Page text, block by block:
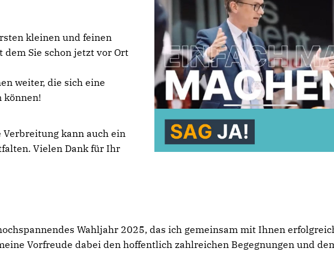
kleinen und feinen
dem Sie schon jetzt vor Ort
weiter, die sich eine
können!
kann auch ein
Vielen Dank für Ihr
Wahljahr 2025, das ich gemeinsam mit Ihnen
Vorfreude dabei den hoffentlich zahlreichen Begegnungen und